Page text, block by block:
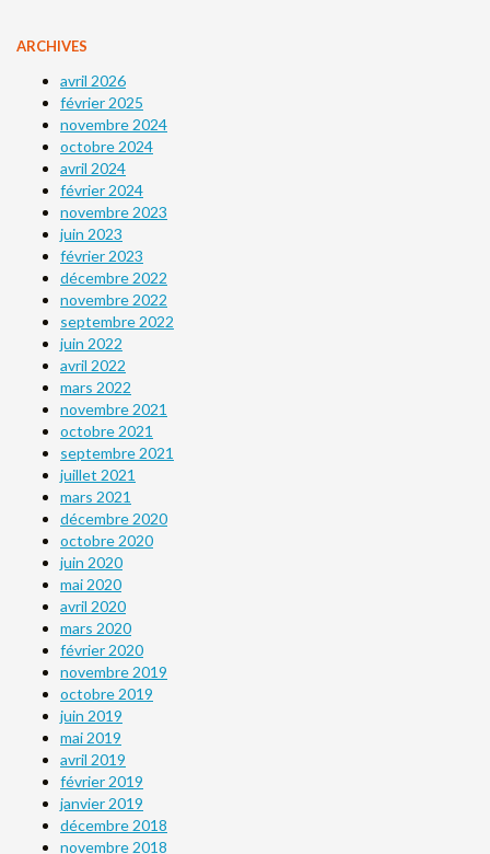
ARCHIVES
avril 2026
février 2025
novembre 2024
octobre 2024
avril 2024
février 2024
novembre 2023
juin 2023
février 2023
décembre 2022
novembre 2022
septembre 2022
juin 2022
avril 2022
mars 2022
novembre 2021
octobre 2021
septembre 2021
juillet 2021
mars 2021
décembre 2020
octobre 2020
juin 2020
mai 2020
avril 2020
mars 2020
février 2020
novembre 2019
octobre 2019
juin 2019
mai 2019
avril 2019
février 2019
janvier 2019
décembre 2018
novembre 2018